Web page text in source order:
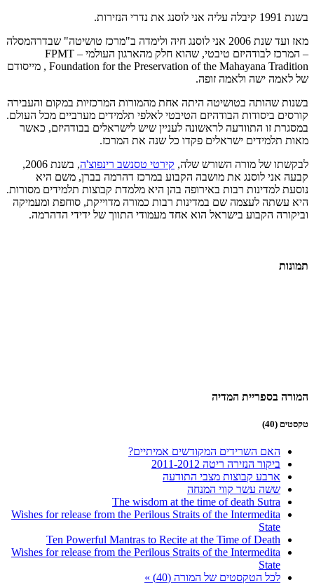
בשנת 1991 קיבלה עליה אני לוסנג את נדרי הנזירות.
מאז ועד שנת 2006 אני לוסנג חיה ולימדה ב"מרכז טושיטה" שבדרהמסלה
– המרכז לבודהיזם טיבטי, שהוא חלק מהארגון העולמי FPMT –
Foundation for the Preservation of the Mahayana Tradition , מייסודם
של לאמה ישה ולאמה זופה.
בשנות שהותה בטושיטה היתה אחת מהמורות המרכזיות במקום והעבירה
קורסים ביסודות הבודהיזם הטיבטי לאלפי תלמידים מערביים מכל העולם.
במסגרת זו התוודעה לראשונה לעניין שיש לישראלים בבודהיזם, כאשר
מאות תלמידים ישראלים פקדו כל שנה את המרכז.
לבקשתו של מורה השורש שלה, קירטי טסנשב רינפוצ'ה
, בשנת 2006,
קבעה אני לוסנג את מושבה הקבוע במרכז דהרמה בברן, משם היא
נוסעת למדינות רבות באירופה בהן היא מלמדת קבוצות תלמידים מסורות.
היא עשתה לעצמה שם במדינות רבות כמורה מדוייקת, סוחפת ומעמיקה
וביקורה הקבוע בישראל הוא אחד מעמודי התווך של ידידי הדהרמה.
תמונות
המורה בספריית המדיה
טקסטים (40)
האם השרידים המקודשים אמיתיים?
ביקור הנזירה ריטה 2011-2012
ארבע קבוצות מצבי התודעה
ששה עשר קווי המנחה
The wisdom at the time of death Sutra
Wishes for release from the Perilous Straits of the Intermedita
State
Ten Powerful Mantras to Recite at the Time of Death
Wishes for release from the Perilous Straits of the Intermedita
State
לכל הטקסטים של המורה (40) »